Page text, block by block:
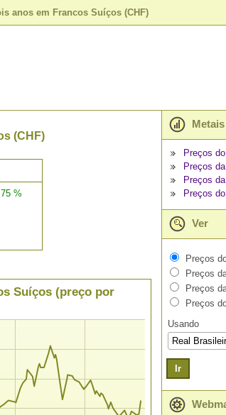
anos em Francos Suíços (CHF)
(CHF)
%
Suíços (preço por
Preços
Preços
Preços
Preços
Ver
Preços
Preços
Preços
Preços
Usando
Ir